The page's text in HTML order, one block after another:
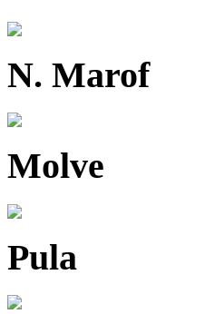
N. Marof
Molve
Pula